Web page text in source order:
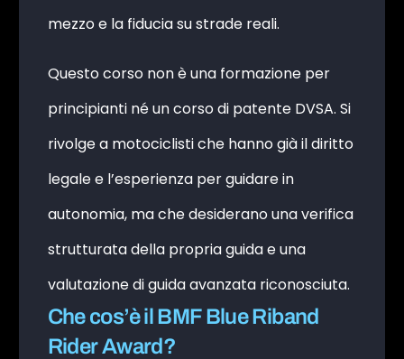
mezzo e la fiducia su strade reali.
Questo corso non è una formazione per
principianti né un corso di patente DVSA. Si
rivolge a motociclisti che hanno già il diritto
legale e l’esperienza per guidare in
autonomia, ma che desiderano una verifica
strutturata della propria guida e una
valutazione di guida avanzata riconosciuta.
Che cos’è il BMF Blue Riband
Rider Award?